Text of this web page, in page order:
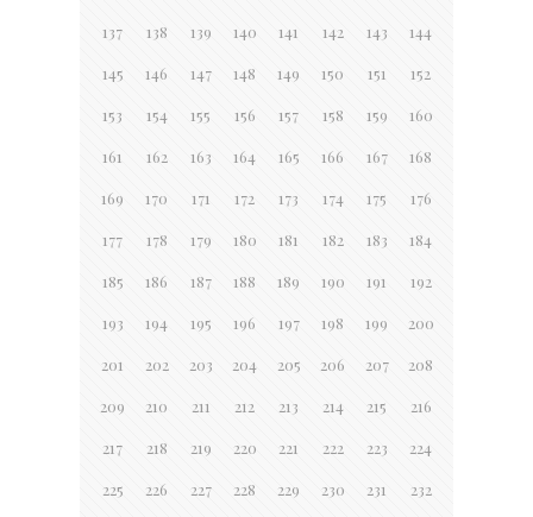
137 138 139 140 141 142 143 144
145 146 147 148 149 150 151 152
153 154 155 156 157 158 159 160
161 162 163 164 165 166 167 168
169 170 171 172 173 174 175 176
177 178 179 180 181 182 183 184
185 186 187 188 189 190 191 192
193 194 195 196 197 198 199 200
201 202 203 204 205 206 207 208
209 210 211 212 213 214 215 216
217 218 219 220 221 222 223 224
225 226 227 228 229 230 231 232